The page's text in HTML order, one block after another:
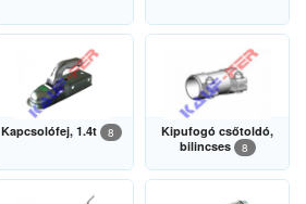
Kapcsolófej, 1.4t 8
Kipufogó csőtoldó,
bilincses
8